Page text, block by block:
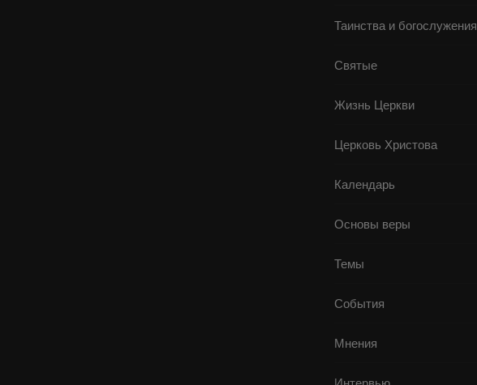
Таинства и богослужения
Святые
Жизнь Церкви
Церковь Христова
Календарь
Основы веры
Темы
События
Мнения